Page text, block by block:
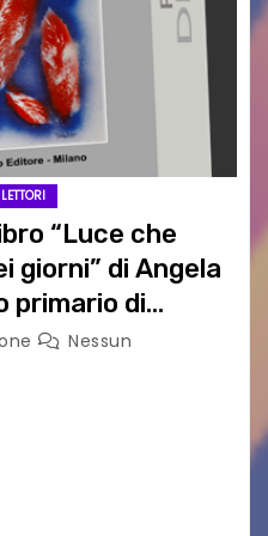
“Luce che
giorni” di Angela
primario di
Nessun